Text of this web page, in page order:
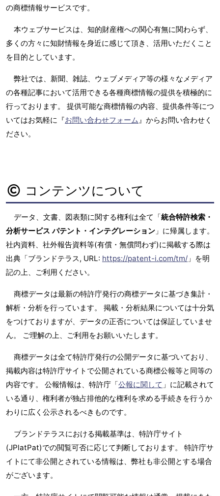
の商標情報サービスです。
本ウェブサービスは、知的財産権への関心有無に関わらず、
多くの方々に知財情報を身近に感じて頂き、活用いただくこと
を目的としています。
弊社では、新聞、雑誌、ウェブメディア等の様々なメディア
の各種記事において活用できる各種商標情報の提供を積極的に
行っております。 提供可能な商標情報の内容、提供条件等につ
いてはお気軽に『お問い合わせフォーム 』からお問い合わせく
ださい。
コンテンツについて
データ、文書、図表類に関する権利は全て「統合特許検索・
分析サービス パテント・インテグレーション 」に帰属します。
社内資料、社外報告資料等(有償・無償問わず)に掲載する際は
出典「ブランドテラス, URL: https://patent-i.com/tm/ 」を明
記の上、ご利用ください。
商標データは最新の特許庁発行の商標データに基づき集計・
解析・分析を行っています。 掲載・分析結果については十分気
をつけておりますが、データの正否については保証していませ
ん。 ご理解の上、ご利用をお願いいたします。
商標データは全て特許庁発行の公開データに基づいており、
掲載内容は特許庁サイトで公開されている商標公報等と同等の
内容です。 公報情報は、特許庁「公報に関して 」に記載されて
いる通り、権利者が独占排他的な権利を求める手続きを行うか
わりに広く公示されるべきものです。
ブランドテラスにおける掲載基準は、特許庁サイト
(JPlatPat)での閲覧可否に応じて判断しております。 特許庁サ
イトにて非公開とされている情報は、弊社も非公開とする場合
がございます。